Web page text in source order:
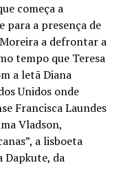
começa a
para a presença de
a defrontar a
tempo que Teresa
a letã Diana
Unidos onde
Francisca Laundes
Vladson,
a lisboeta
Dapkute, da